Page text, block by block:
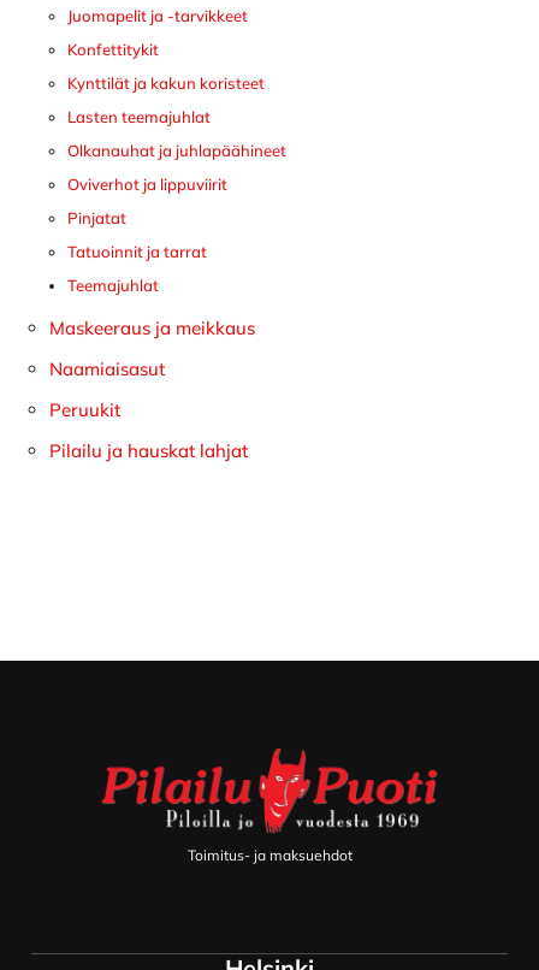
Juomapelit ja -tarvikkeet
Konfettitykit
Kynttilät ja kakun koristeet
Lasten teemajuhlat
Olkanauhat ja juhlapäähineet
Oviverhot ja lippuviirit
Pinjatat
Tatuoinnit ja tarrat
Teemajuhlat
Maskeeraus ja meikkaus
Naamiaisasut
Peruukit
Pilailu ja hauskat lahjat
Toimitus- ja maksuehdot